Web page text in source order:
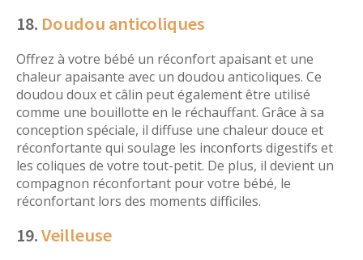
18. Doudou anticoliques
Offrez à votre bébé un réconfort apaisant et une
chaleur apaisante avec un doudou anticoliques. Ce
doudou doux et câlin peut également être utilisé
comme une bouillotte en le réchauffant. Grâce à sa
conception spéciale, il diffuse une chaleur douce et
réconfortante qui soulage les inconforts digestifs et
les coliques de votre tout-petit. De plus, il devient un
compagnon réconfortant pour votre bébé, le
réconfortant lors des moments difficiles.
19.Veilleuse